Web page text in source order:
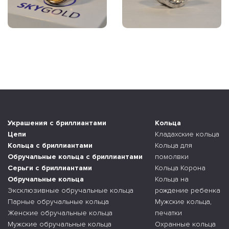
Украшения с бриллиантами
Цепи
Кольца с бриллиантами
Обручальные кольца с бриллиантами
Серьги с бриллиантами
Обручальные кольца
Эксклюзивные обручальные кольца
Парные обручальные кольца
Женские обручальные кольца
Мужские обручальные кольца
Кольца
Кладахские кольца
Кольца для
помолвки
Кольца Корона
Кольца на
рождение ребенка
Мужские кольца,
печатки
Охранные кольца